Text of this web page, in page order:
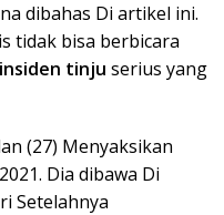
dibahas Di artikel ini.
tidak bisa berbicara
insiden tinju serius yang
(27) Menyaksikan
Dia dibawa Di
Setelahnya